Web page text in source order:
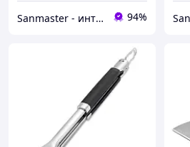
Sanmaster - интернет-магазин сантехники 94%